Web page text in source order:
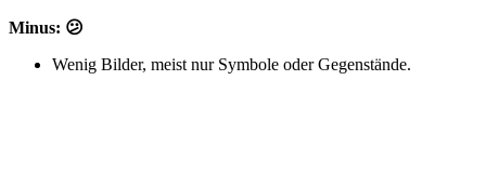
Minus: 😕
Wenig Bilder, meist nur Symbole oder Gegenstände.